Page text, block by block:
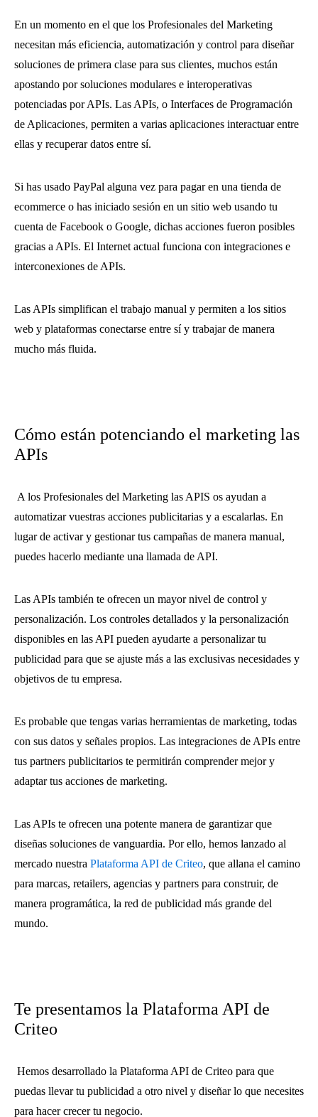
En un momento en el que los Profesionales del Marketing
necesitan más eficiencia, automatización y control para diseñar
soluciones de primera clase para sus clientes, muchos están
apostando por soluciones modulares e interoperativas
potenciadas por APIs. Las APIs, o Interfaces de Programación
de Aplicaciones, permiten a varias aplicaciones interactuar entre
ellas y recuperar datos entre sí.
Si has usado PayPal alguna vez para pagar en una tienda de
ecommerce o has iniciado sesión en un sitio web usando tu
cuenta de Facebook o Google, dichas acciones fueron posibles
gracias a APIs. El Internet actual funciona con integraciones e
interconexiones de APIs.
Las APIs simplifican el trabajo manual y permiten a los sitios
web y plataformas conectarse entre sí y trabajar de manera
mucho más fluida.
Cómo están potenciando el marketing las
APIs
A los Profesionales del Marketing las APIS os ayudan a
automatizar vuestras acciones publicitarias y a escalarlas. En
lugar de activar y gestionar tus campañas de manera manual,
puedes hacerlo mediante una llamada de API.
Las APIs también te ofrecen un mayor nivel de control y
personalización. Los controles detallados y la personalización
disponibles en las API pueden ayudarte a personalizar tu
publicidad para que se ajuste más a las exclusivas necesidades y
objetivos de tu empresa.
Es probable que tengas varias herramientas de marketing, todas
con sus datos y señales propios. Las integraciones de APIs entre
tus partners publicitarios te permitirán comprender mejor y
adaptar tus acciones de marketing.
Las APIs te ofrecen una potente manera de garantizar que
diseñas soluciones de vanguardia. Por ello, hemos lanzado al
mercado nuestra Plataforma API de Criteo, que allana el camino
para marcas, retailers, agencias y partners para construir, de
manera programática, la red de publicidad más grande del
mundo.
Te presentamos la Plataforma API de
Criteo
Hemos desarrollado la Plataforma API de Criteo para que
puedas llevar tu publicidad a otro nivel y diseñar lo que necesites
para hacer crecer tu negocio.